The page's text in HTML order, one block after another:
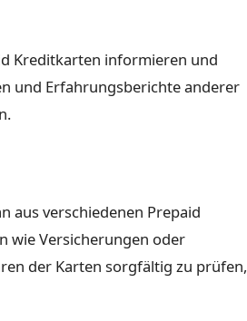
Kreditkarten informieren und
und Erfahrungsberichte anderer
aus verschiedenen Prepaid
wie Versicherungen oder
der Karten sorgfältig zu prüfen,